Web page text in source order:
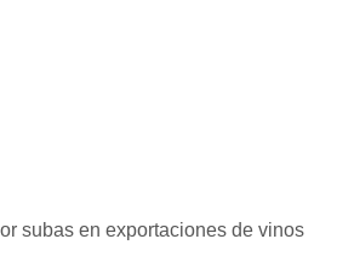
subas en exportaciones de vinos